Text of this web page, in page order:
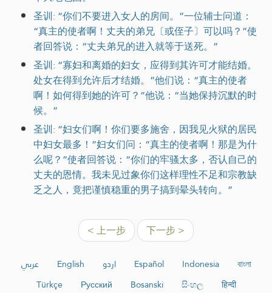
圣训: “你们不要进入女人的房间。”一位辅士问道：
“真主的使者啊！丈夫的弟兄〔或侄子〕可以吗？”使
者回答说：“丈夫弟兄的进入就等于送死。”
圣训: “寡妇和离婚的妇女，应得到其许可才能结婚。
处女在得到允许后才结婚。”他们说：“真主的使者
啊！如何得到她的许可？”他说：“当她保持沉默的时
候。”
圣训: “妇女们啊！你们要多施舍，因我见火狱的居民
中妇女最多！”妇女们问：“真主的使者啊！那是为什
么呢？”使者回答说：“你们的牢骚太多，否认自己的
丈夫的恩情。我未见过象你们这样理性不足和宗教缺
乏之人，竟把谨慎稳重的男子搞到晕头转向。”
< 上一步 下一步 >
عربي English اردو Español Indonesia
বাংলা
Türkçe
Русский Bosanski සිංහල
हिन्दी